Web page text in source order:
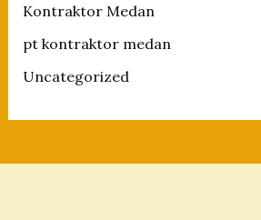
Kontraktor Medan
pt kontraktor medan
Uncategorized